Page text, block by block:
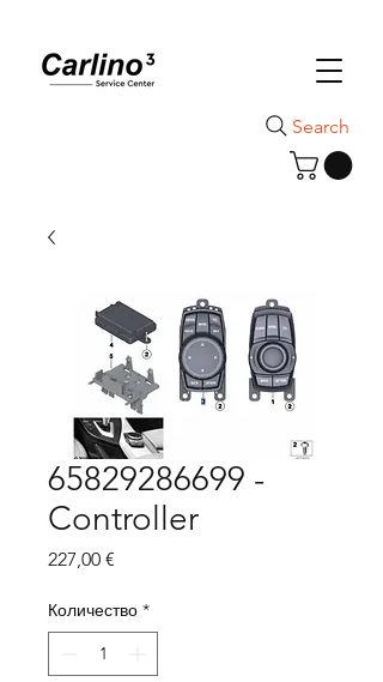
Search
65829286699 -
Controller
227,00 €
Количество *